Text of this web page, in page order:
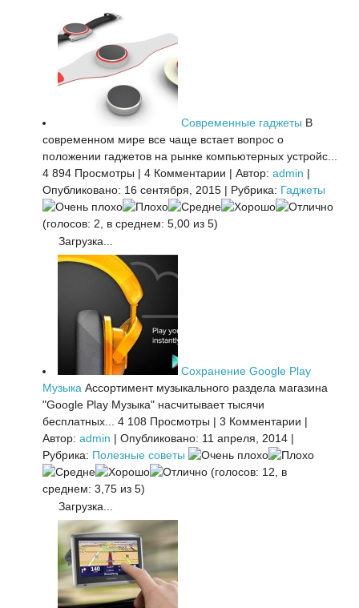
Современные гаджеты В
современном мире все чаще встает вопрос о
положении гаджетов на рынке компьютерных устройс...
4 894 Просмотры | 4 Комментарии | Автор: admin |
Опубликовано: 16 сентября, 2015 | Рубрика: Гаджеты
(голосов: 2, в среднем: 5,00 из 5)
Загрузка...
Сохранение Google Play
Музыка Ассортимент музыкального раздела магазина
"Google Play Музыка" насчитывает тысячи
бесплатных...
4 108 Просмотры | 3 Комментарии |
Автор: admin | Опубликовано: 11 апреля, 2014 |
Рубрика: Полезные советы
(голосов: 12, в
среднем: 3,75 из 5)
Загрузка...